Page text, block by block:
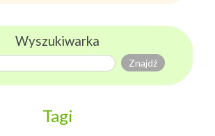
Wyszukiwarka
Tagi